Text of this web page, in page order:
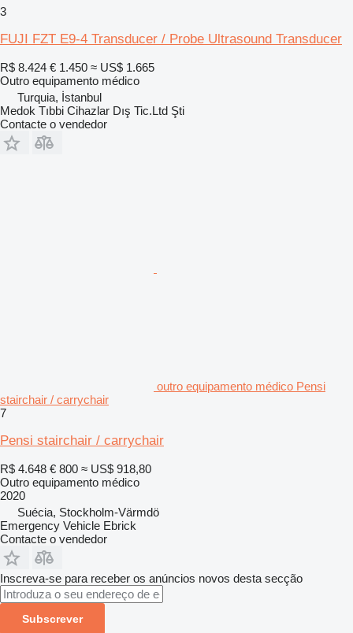
3
FUJI FZT E9-4 Transducer / Probe Ultrasound Transducer
R$ 8.424 € 1.450 ≈ US$ 1.665
Outro equipamento médico
Turquia, İstanbul
Medok Tıbbi Cihazlar Dış Tic.Ltd Şti
Contacte o vendedor
outro equipamento médico Pensi
stairchair / carrychair
7
Pensi stairchair / carrychair
R$ 4.648 € 800 ≈ US$ 918,80
Outro equipamento médico
2020
Suécia, Stockholm-Värmdö
Emergency Vehicle Ebrick
Contacte o vendedor
Inscreva-se para receber os anúncios novos desta secção
Subscrever